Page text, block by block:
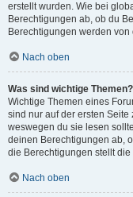
erstellt wurden. Wie bei
Berechtigungen ab, ob du
Berechtigungen werden
Nach oben
Was sind wichtige Themen?
Wichtige Themen eines
sind nur auf der ersten
weswegen du sie lesen
deinen Berechtigungen ab,
die Berechtigungen stellt
Nach oben